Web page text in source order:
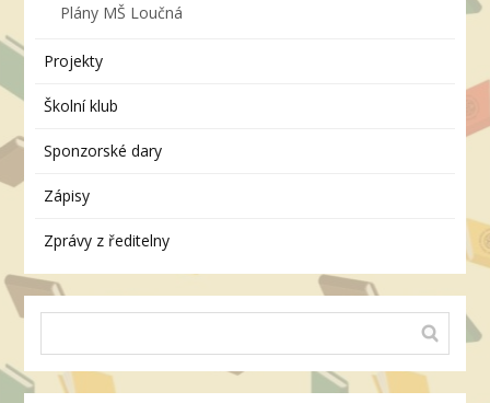
Plány MŠ Loučná
Projekty
Školní klub
Sponzorské dary
Zápisy
Zprávy z ředitelny